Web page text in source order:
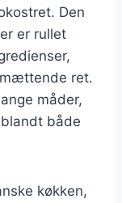
Den
er rullet
ret.
måder,
både
køkken,